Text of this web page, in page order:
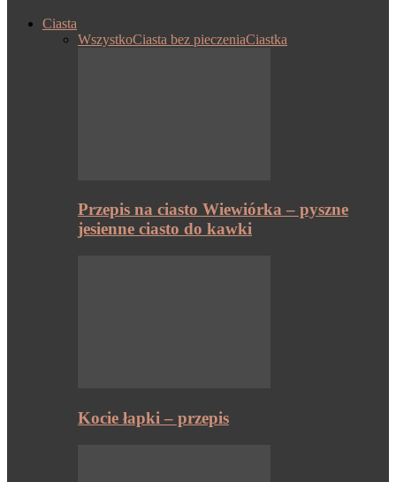
Ciasta
WszystkoCiasta bez pieczeniaCiastka
Przepis na ciasto Wiewiórka – pyszne
jesienne ciasto do kawki
Kocie łapki – przepis